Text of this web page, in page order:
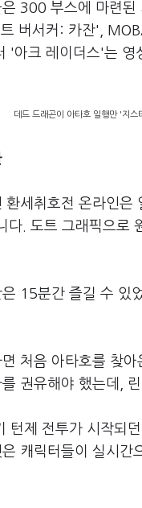
300 부스에 마련
버서커: 카잔',
'아크 레이더스'는 영
데드 드래곤이 아타호 일행만 '지
환세취호전 온라인
다. 도트 그래픽으로
15분간 즐길 수 있
처음 아타호를 찾
권유해야 했는데,
턴제 전투가 시작되
캐릭터들이 실시간